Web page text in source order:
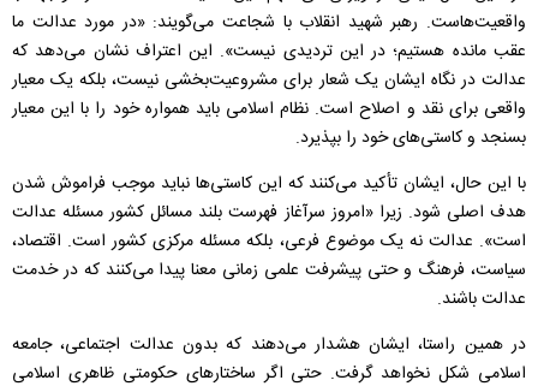
واقعیت‌هاست. رهبر شهید انقلاب با شجاعت می‌گویند: «در مورد عدالت ما
عقب مانده هستیم؛ در این تردیدی نیست». این اعتراف نشان می‌دهد که
عدالت در نگاه ایشان یک شعار برای مشروعیت‌بخشی نیست، بلکه یک معیار
واقعی برای نقد و اصلاح است. نظام اسلامی باید همواره خود را با این معیار
بسنجد و کاستی‌های خود را بپذیرد.
با این حال، ایشان تأکید می‌کنند که این کاستی‌ها نباید موجب فراموش شدن
هدف اصلی شود. زیرا «امروز سرآغاز فهرست بلند مسائل کشور مسئله عدالت
است». عدالت نه یک موضوع فرعی، بلکه مسئله مرکزی کشور است. اقتصاد،
سیاست، فرهنگ و حتی پیشرفت علمی زمانی معنا پیدا می‌کنند که در خدمت
عدالت باشند.
در همین راستا، ایشان هشدار می‌دهند که بدون عدالت اجتماعی، جامعه
اسلامی شکل نخواهد گرفت. حتی اگر ساختارهای حکومتی ظاهری اسلامی